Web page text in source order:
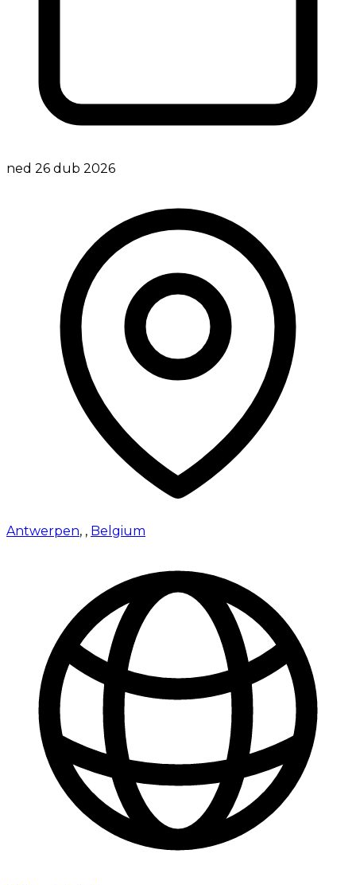
ned 26 dub 2026
Antwerpen, , Belgium